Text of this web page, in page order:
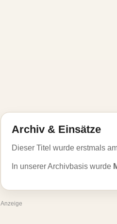
Archiv & Einsätze
Dieser Titel wurde erstmals
In unserer Archivbasis wurde
Anzeige